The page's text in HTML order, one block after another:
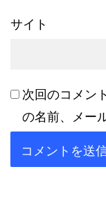
サイト
次回のコメン
の名前、メー